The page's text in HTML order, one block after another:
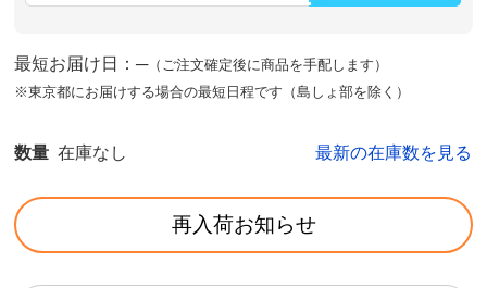
最短お届け日：─（ご注文確定後に商品を手配します）
※東京都にお届けする場合の最短日程です（島しょ部を除く）
数量 在庫なし 最新の在庫数を見る
再入荷お知らせ